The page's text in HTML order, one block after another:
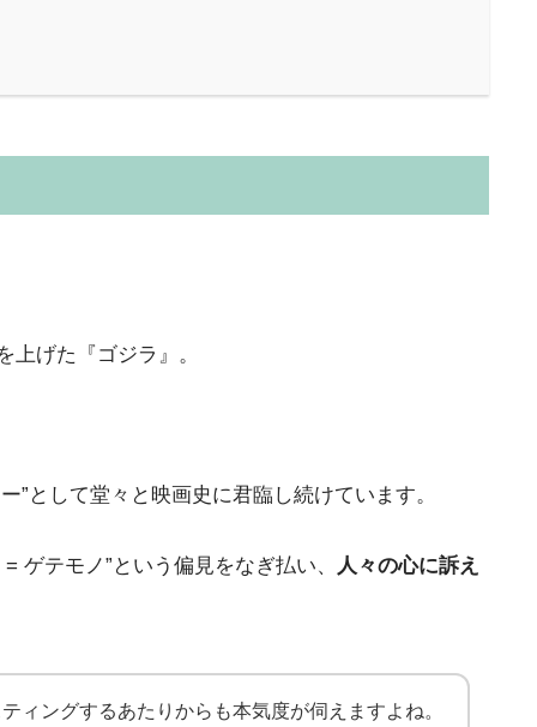
げた『ゴジラ』。
として堂々と映画史に君臨し続けています。
ゲテモノ”という偏見をなぎ払い、
人々の心に訴え
ィングするあたりからも本気度が伺えますよね。